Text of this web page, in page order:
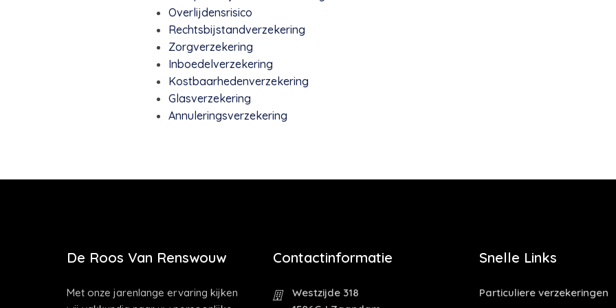
Overlijdensrisico
Rechtsbijstandverzekering
Zorgverzekering
Inboedelverzekering
Kostbaarhedenverzekering
Glasverzekering
Annuleringsverzekering
De Roos Van Renswouw
Met onze jarenlange ervaring kijken
Contactinformatie
Westzijde 318
Snelle Links
Particuliere verzekeringen